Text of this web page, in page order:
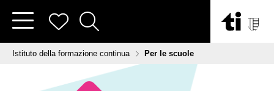
Tu sei qui:
Istituto della formazione continua Per le scuole